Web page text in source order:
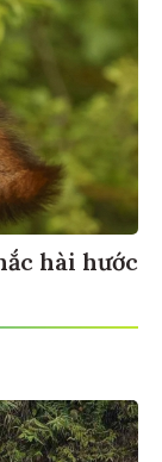
hài hước